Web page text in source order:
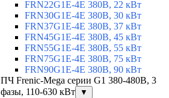
FRN22G1E-4E 380В, 22 кВт
FRN30G1E-4E 380В, 30 кВт
FRN37G1E-4E 380В, 37 кВт
FRN45G1E-4E 380В, 45 кВт
FRN55G1E-4E 380В, 55 кВт
FRN75G1E-4E 380В, 75 кВт
FRN90G1E-4E 380В, 90 кВт
ПЧ Frenic-Mega серии G1 380-480В, 3
фазы, 110-630 кВт
▼